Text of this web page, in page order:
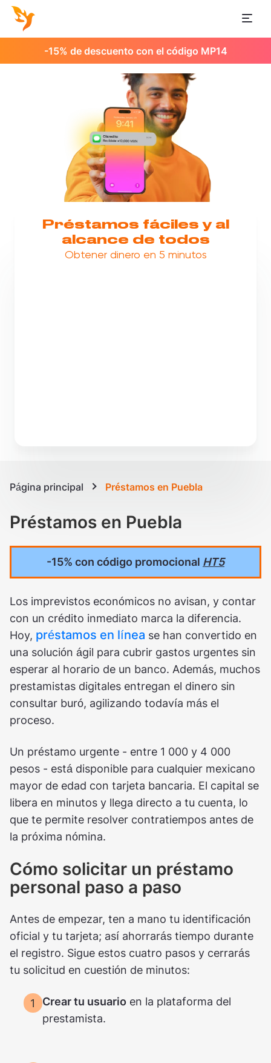
-15% de descuento con el código MP14
Préstamos fáciles y al
alcance de todos
Obtener dinero en 5 minutos
Página principal Préstamos en Puebla
Préstamos en Puebla
-15% con código promocional HT5
Los imprevistos económicos no avisan, y contar
con un crédito inmediato marca la diferencia.
Hoy, préstamos en línea se han convertido en
una solución ágil para cubrir gastos urgentes sin
esperar al horario de un banco. Además, muchos
prestamistas digitales entregan el dinero sin
consultar buró, agilizando todavía más el
proceso.
Un préstamo urgente - entre 1 000 y 4 000
pesos - está disponible para cualquier mexicano
mayor de edad con tarjeta bancaria. El capital se
libera en minutos y llega directo a tu cuenta, lo
que te permite resolver contratiempos antes de
la próxima nómina.
Cómo solicitar un préstamo
personal paso a paso
Antes de empezar, ten a mano tu identificación
oficial y tu tarjeta; así ahorrarás tiempo durante
el registro. Sigue estos cuatro pasos y cerrarás
tu solicitud en cuestión de minutos:
Crear tu usuarioen la plataforma del
prestamista.